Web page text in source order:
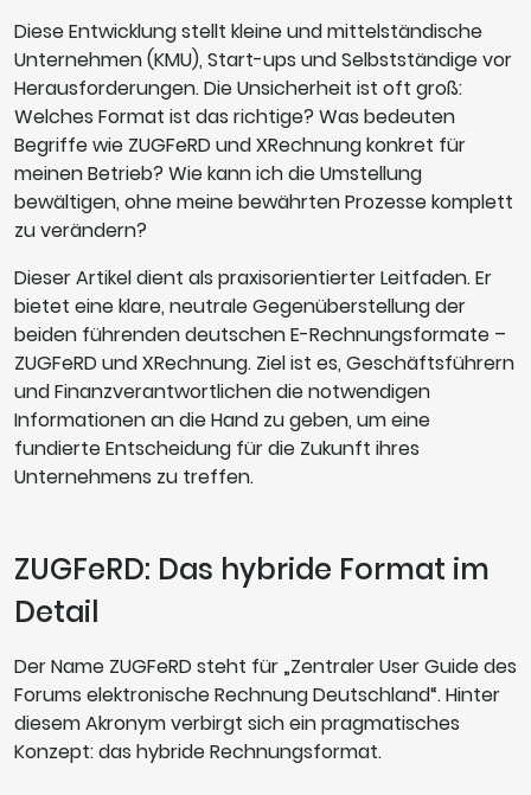
Diese Entwicklung stellt kleine und mittelständische
Unternehmen (KMU), Start-ups und Selbstständige vor
Herausforderungen. Die Unsicherheit ist oft groß:
Welches Format ist das richtige? Was bedeuten
Begriffe wie ZUGFeRD und XRechnung konkret für
meinen Betrieb? Wie kann ich die Umstellung
bewältigen, ohne meine bewährten Prozesse komplett
zu verändern?
Dieser Artikel dient als praxisorientierter Leitfaden. Er
bietet eine klare, neutrale Gegenüberstellung der
beiden führenden deutschen E-Rechnungsformate –
ZUGFeRD und XRechnung. Ziel ist es, Geschäftsführern
und Finanzverantwortlichen die notwendigen
Informationen an die Hand zu geben, um eine
fundierte Entscheidung für die Zukunft ihres
Unternehmens zu treffen.
ZUGFeRD: Das hybride Format im
Detail
Der Name ZUGFeRD steht für „Zentraler User Guide des
Forums elektronische Rechnung Deutschland“. Hinter
diesem Akronym verbirgt sich ein pragmatisches
Konzept: das hybride Rechnungsformat.